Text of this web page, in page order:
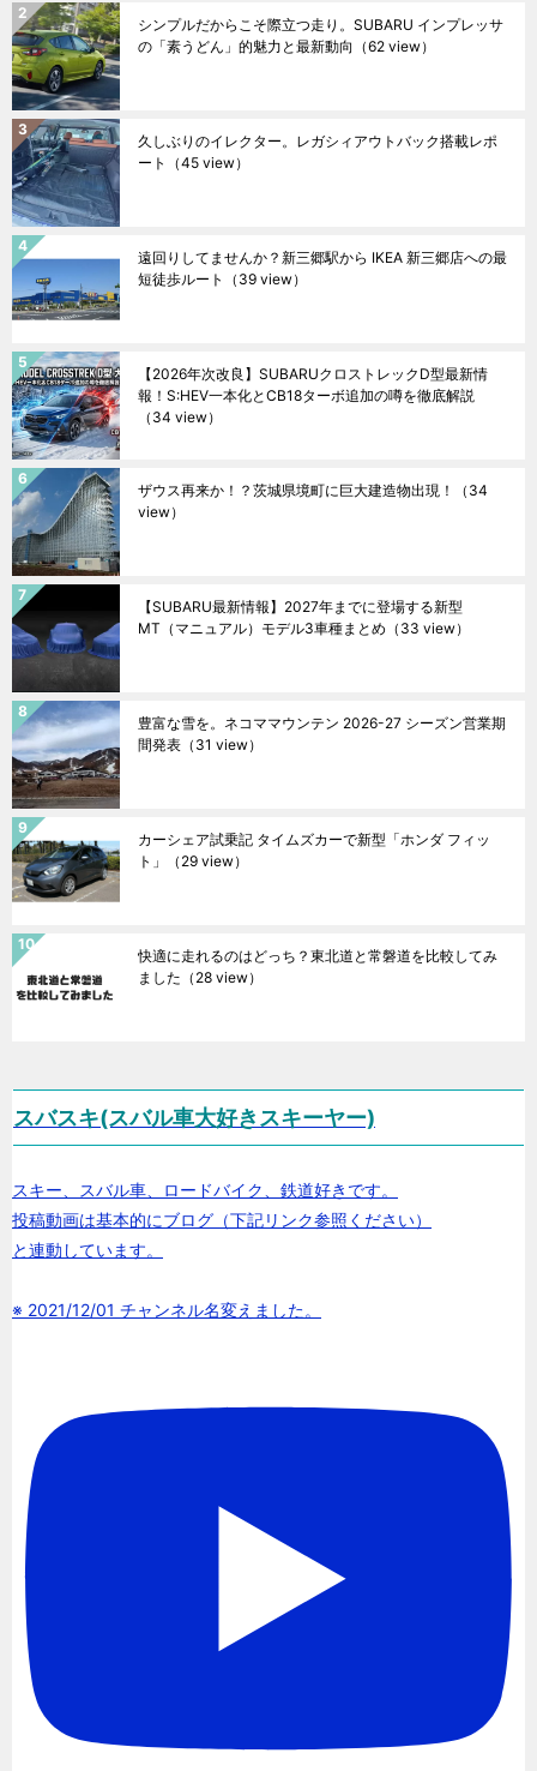
シンプルだからこそ際立つ走り。SUBARU インプレッサ
の「素うどん」的魅力と最新動向 （62 view）
久しぶりのイレクター。レガシィアウトバック搭載レポ
ート
（45 view）
遠回りしてませんか？新三郷駅から IKEA 新三郷店への最
短徒歩ルート
（39 view）
【2026年次改良】SUBARUクロストレックD型最新情
報！S:HEV一本化とCB18ターボ追加の噂を徹底解説
（34 view）
ザウス再来か！？茨城県境町に巨大建造物出現！
（34
view）
【SUBARU最新情報】2027年までに登場する新型
MT（マニュアル）モデル3車種まとめ （33 view）
豊富な雪を。ネコママウンテン 2026-27 シーズン営業期
間発表 （31 view）
カーシェア試乗記 タイムズカーで新型「ホンダ フィッ
ト」
（29 view）
快適に走れるのはどっち？東北道と常磐道を比較してみ
ました （28 view）
スバスキ(スバル車大好きスキーヤー)
スキー、スバル車、ロードバイク、鉄道好きです。
投稿動画は基本的にブログ（下記リンク参照ください）
と連動しています。
※ 2021/12/01 チャンネル名変えました。